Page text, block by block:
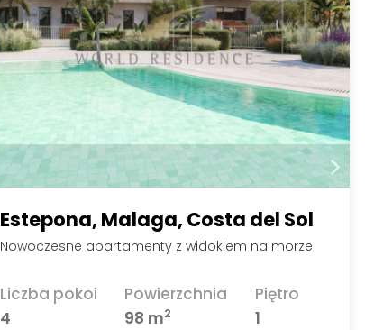
Estepona, Malaga, Costa del Sol
Nowoczesne apartamenty z widokiem na morze
Liczba pokoi
4
Powierzchnia
98 m2
Piętro
1